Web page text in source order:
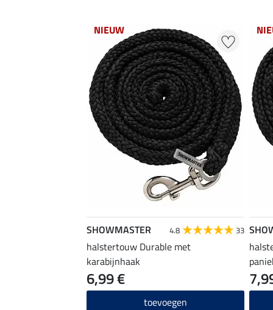
NIEUW
SHOWMASTER 4.8 33
halstertouw Durable met
karabijnhaak
6,99 €
toevoegen